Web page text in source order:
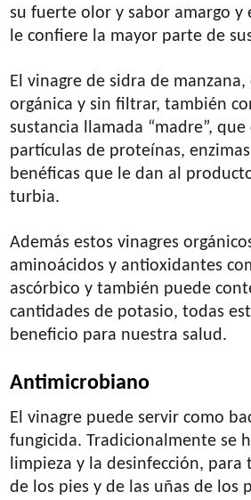
su fuerte olor y sabor amargo y
le confiere la mayor parte de
El vinagre de sidra de manzana,
orgánica y sin filtrar, también
sustancia llamada “madre”, que
partículas de proteínas,
benéficas que le dan al
turbia.
Además estos vinagres
aminoácidos y antioxidantes
ascórbico y también puede
cantidades de potasio, todas
beneficio para nuestra salud.
Antimicrobiano
El vinagre puede servir como
fungicida. Tradicionalmente se
limpieza y la desinfección, para
de los pies y de las uñas de los